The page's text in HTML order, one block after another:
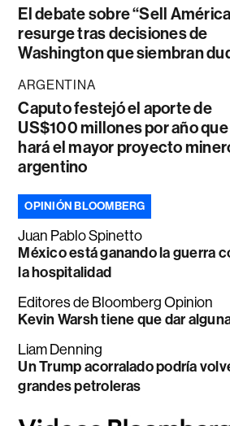
El debate sobre “Sell
resurge tras decisiones de
Washington que siembran
ARGENTINA
Caputo festejó el aporte de
US$100 millones por año que
hará el mayor proyecto
argentino
OPINIÓN BLOOMBERG
Juan Pablo Spinetto
México está ganando la guerra
la hospitalidad
Editores de Bloomberg Opinion
Kevin Warsh tiene que dar
Liam Denning
Un Trump acorralado podría
grandes petroleras